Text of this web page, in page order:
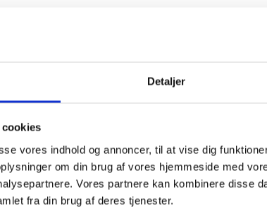
Detaljer
vores indhold og annoncer, til at vise dig
om din brug af vores hjemmeside med
Vores partnere kan kombinere disse
fra din brug af deres tjenester.
Gå til forside